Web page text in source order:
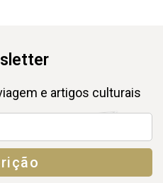
e artigos culturais